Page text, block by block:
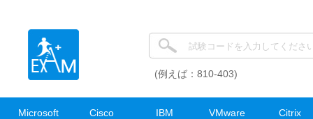
(例えば：810-403)
Microsoft Cisco IBM VMware Citrix